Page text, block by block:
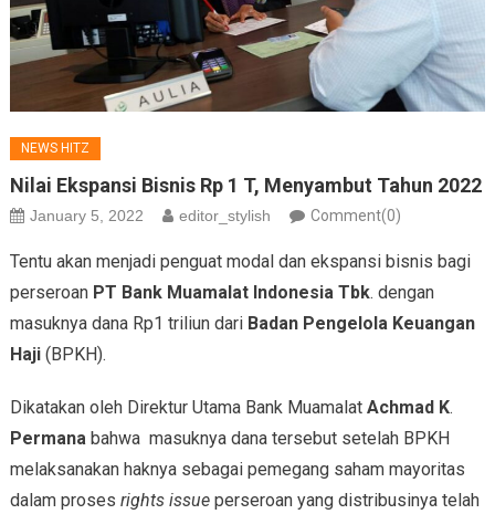
NEWS HITZ
Nilai Ekspansi Bisnis Rp 1 T, Menyambut Tahun 2022
January 5, 2022 editor_stylish Comment(0)
Tentu akan menjadi penguat modal dan ekspansi bisnis bagi
perseroan PT Bank Muamalat Indonesia Tbk. dengan
masuknya dana Rp1 triliun dari Badan Pengelola Keuangan
Haji(BPKH).
Dikatakan oleh Direktur Utama Bank Muamalat Achmad K.
Permana bahwa masuknya dana tersebut setelah BPKH
melaksanakan haknya sebagai pemegang saham mayoritas
dalam proses rights issueperseroan yang distribusinya telah